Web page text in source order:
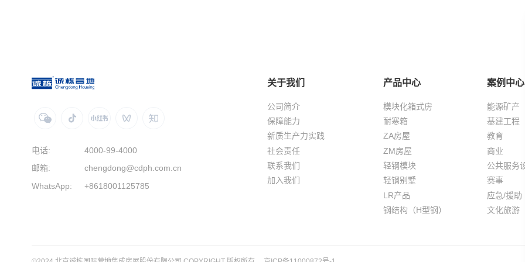
电话:
4000-99-4000
邮箱:
chengdong@cdph.com.cn
WhatsApp:
+8618001125785
关于我们
公司简介
保障能力
新质生产力实践
社会责任
联系我们
加入我们
产品中心
模块化箱式房
耐寒箱
ZA房屋
ZM房屋
轻钢模块
轻钢别墅
LR产品
钢结构（H型钢）
案例中心
能源矿产
基建工程
教育
商业
公共服务
赛事
应急/援助
文化旅游